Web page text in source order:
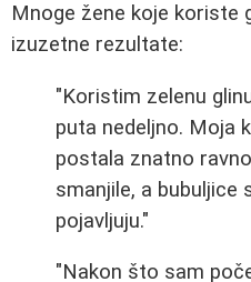
Mnoge žene koje koriste
izuzetne rezultate:
"Koristim zelenu
puta nedeljno. Moja
postala znatno
smanjile, a bubuljice
pojavljuju."
"Nakon što sam